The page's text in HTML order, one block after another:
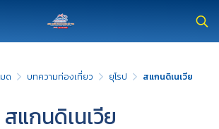
ด บทความท่องเที่ยว ยุโรป สแกนดิเนเวีย
สแกนดิเนเวีย